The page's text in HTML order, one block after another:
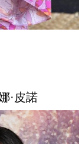
·皮諾